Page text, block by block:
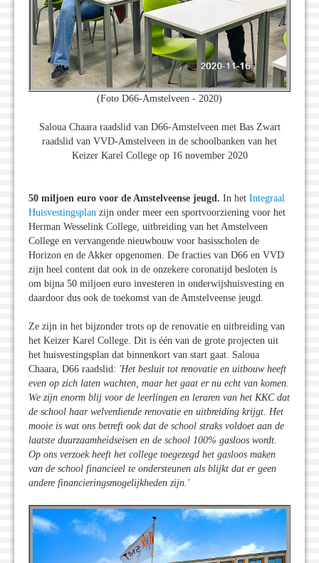
(Foto D66-Amstelveen - 2020)
Saloua Chaara raadslid van D66-Amstelveen met Bas Zwart
raadslid van VVD-Amstelveen in de schoolbanken van het
Keizer Karel College op 16 november 2020
50 miljoen euro voor de Amstelveense jeugd. In het Integraal
Huisvestingsplan zijn onder meer een sportvoorziening voor het
Herman Wesselink College, uitbreiding van het Amstelveen
College en vervangende nieuwbouw voor basisscholen de
Horizon en de Akker opgenomen. De fracties van D66 en VVD
zijn heel content dat ook in de onzekere coronatijd besloten is
om bijna 50 miljoen euro investeren in onderwijshuisvesting en
daardoor dus ook de toekomst van de Amstelveense jeugd.
Ze zijn in het bijzonder trots op de renovatie en uitbreiding van
het Keizer Karel College. Dit is één van de grote projecten uit
het huisvestingsplan dat binnenkort van start gaat. Saloua
Chaara, D66 raadslid: 'Het besluit tot renovatie en uitbouw heeft
even op zich laten wachten, maar het gaat er nu echt van komen.
We zijn enorm blij voor de leerlingen en leraren van het KKC dat
de school haar welverdiende renovatie en uitbreiding krijgt. Het
mooie is wat ons betreft ook dat de school straks voldoet aan de
laatste duurzaamheidseisen en de school 100% gasloos wordt.
Op ons verzoek heeft het college toegezegd het gasloos maken
van de school financieel te ondersteunen als blijkt dat er geen
andere financieringsmogelijkheden zijn.'